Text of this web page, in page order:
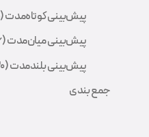
پیش‌بینی کوتاه‌مدت (۲۰۲۵)
پیش‌بینی میان‌مدت (۲۰۲۶)
پیش‌بینی بلندمدت (۲۰۳۰)
جمع بندی